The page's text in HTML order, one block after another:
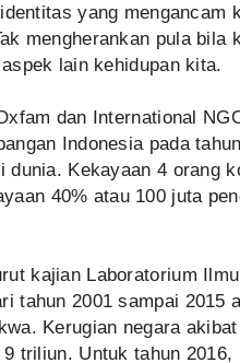
yang mengancam
mengherankan pula bila
lain kehidupan kita.
dan International
Indonesia pada
dunia. Kekayaan 4 orang
40% atau 100 juta
kajian Laboratorium
tahun 2001 sampai 2015
Kerugian negara
triliun. Untuk tahun 2016,